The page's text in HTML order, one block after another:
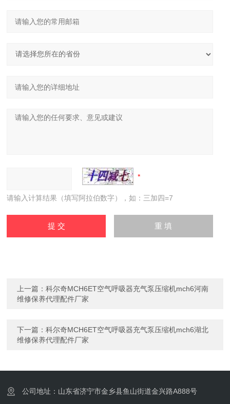
请输入计算结果（填写阿拉伯数字），如：三加四=7
上一篇：科尔奇MCH6ET空气呼吸器充气泵压缩机mch6河南
维修保养代理配件厂家
下一篇：科尔奇MCH6ET空气呼吸器充气泵压缩机mch6湖北
维修保养代理配件厂家
公司地址：山东省济宁市金乡县鱼山街道金兴路A888号